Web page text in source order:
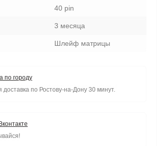
40 pin
3 месяца
Шлейф матрицы
по городу
доставка по Ростову-на-Дону 30 минут.